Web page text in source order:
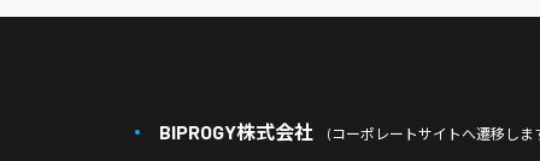
BIPROGY株式会社 (コーポレートサイトへ遷移しま